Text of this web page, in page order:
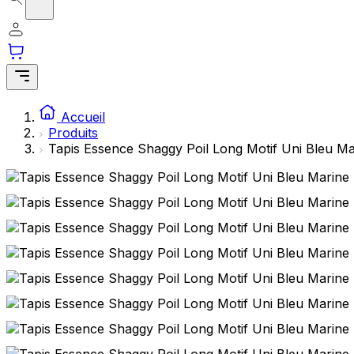
Accueil
Produits
Tapis Essence Shaggy Poil Long Motif Uni Bleu